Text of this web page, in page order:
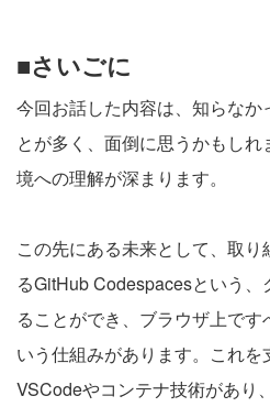
■さいごに
今回お話した内容は、知らなか
とが多く、面倒に思うかもし
境への理解が深まります。
この先にある未来として、取
るGitHub Codespacesという
ることができ、ブラウザ上で
いう仕組みがあります。これを
VSCodeやコンテナ技術があり